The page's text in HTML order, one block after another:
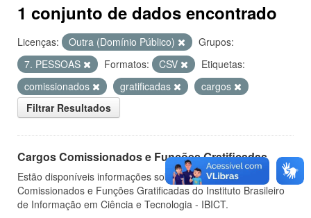
1 conjunto de dados encontrado
Licenças: Outra (Domínio Público)
Grupos:
7. PESSOAS
Formatos: CSV
Etiquetas:
comissionados
gratificadas
cargos
Filtrar Resultados
Cargos Comissionados e Funções Gratificadas
Estão disponíveis informações sobre os Cargos
Comissionados e Funções Gratificadas do Instituto Brasileiro
de Informação em Ciência e Tecnologia - IBICT.